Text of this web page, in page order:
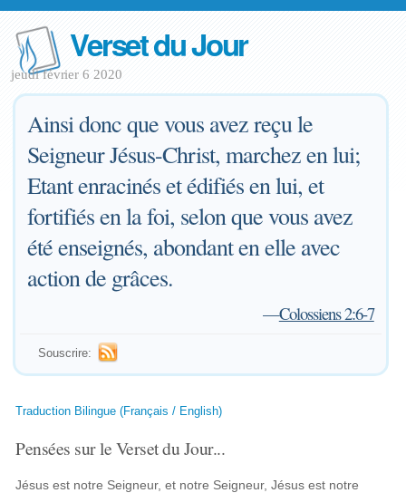
Verset du Jour
jeudi février 6 2020
Ainsi donc que vous avez reçu le
Seigneur Jésus-Christ, marchez en lui;
Etant enracinés et édifiés en lui, et
fortifiés en la foi, selon que vous avez
été enseignés, abondant en elle avec
action de grâces.
—Colossiens 2:6-7
Souscrire:
Traduction Bilingue (Français / English)
Pensées sur le Verset du Jour...
Jésus est notre Seigneur, et notre Seigneur, Jésus est notre